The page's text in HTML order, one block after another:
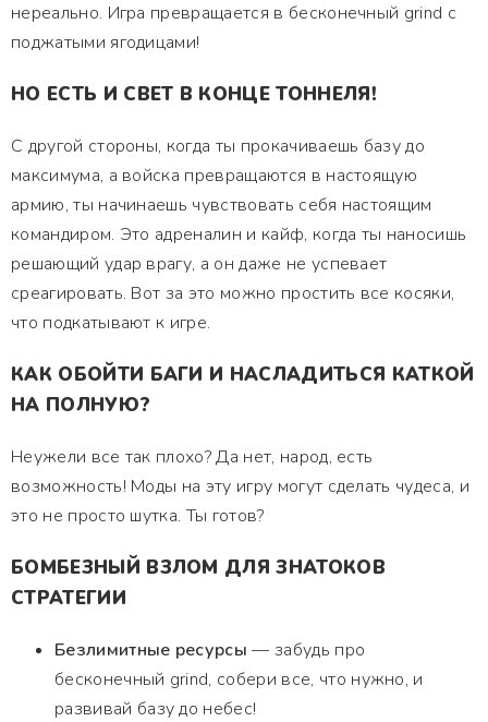
нереально. Игра превращается в бесконечный grind с
поджатыми ягодицами!
НО ЕСТЬ И СВЕТ В КОНЦЕ ТОННЕЛЯ!
С другой стороны, когда ты прокачиваешь базу до
максимума, а войска превращаются в настоящую
армию, ты начинаешь чувствовать себя настоящим
командиром. Это адреналин и кайф, когда ты наносишь
решающий удар врагу, а он даже не успевает
среагировать. Вот за это можно простить все косяки,
что подкатывают к игре.
КАК ОБОЙТИ БАГИ И НАСЛАДИТЬСЯ КАТКОЙ
НА ПОЛНУЮ?
Неужели все так плохо? Да нет, народ, есть
возможность! Моды на эту игру могут сделать чудеса, и
это не просто шутка. Ты готов?
БОМБЕЗНЫЙ ВЗЛОМ ДЛЯ ЗНАТОКОВ
СТРАТЕГИИ
Безлимитные ресурсы — забудь про
бесконечный grind, собери все, что нужно, и
развивай базу до небес!